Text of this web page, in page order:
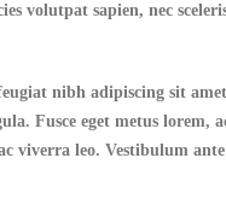
volutpat sapien, nec
nibh adipiscing sit
Fusce eget metus lorem,
viverra leo. Vestibulum